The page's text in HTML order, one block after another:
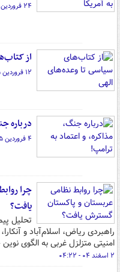
۲۴ فروردین ۰۵ - ۲۲:۳۴
از
۱۲ فروردین ۰۵ - ۱۵:۳۴
درباره
۴ فروردین ۰۵ - ۱۶:۵۳
چرا
یافت؟
راهبردی ریاض، اسلام‌آباد و
امنیتی متزلزل غربی به الگوی
۲ اسفند ۰۴ - ۰۴:۲۲